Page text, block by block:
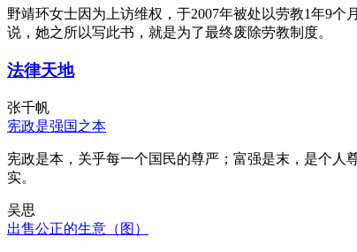
野靖环女士因为上访维权，于2007年被处以劳教1年9
说，她之所以写此书，就是为了最终废除劳教制度。
法律天地
张千帆
宪政是强国之本
宪政是本，关乎每一个国民的尊严；富强是末，是个
实。
吴思
出售公正的生意（图）